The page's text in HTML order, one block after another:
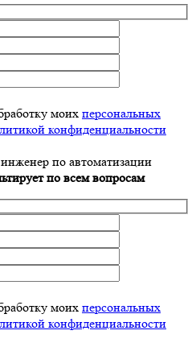
моих персональных
конфиденциальности
по автоматизации
по всем вопросам
моих персональных
конфиденциальности